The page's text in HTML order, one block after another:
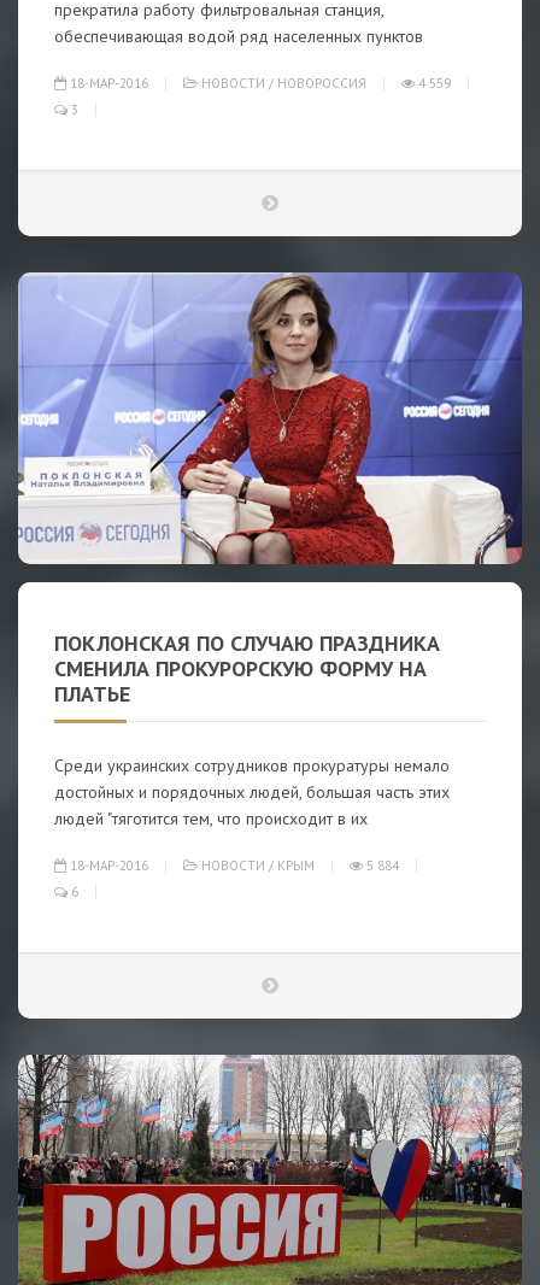
прекратила работу фильтровальная станция,
обеспечивающая водой ряд населенных пунктов
18-МАР-2016 НОВОСТИ / НОВОРОССИЯ
4 559
3
ПОКЛОНСКАЯ ПО СЛУЧАЮ ПРАЗДНИКА
СМЕНИЛА ПРОКУРОРСКУЮ ФОРМУ НА
ПЛАТЬЕ
Среди украинских сотрудников прокуратуры немало
достойных и порядочных людей, большая часть этих
людей "тяготится тем, что происходит в их
18-МАР-2016 НОВОСТИ / КРЫМ
5 884
6